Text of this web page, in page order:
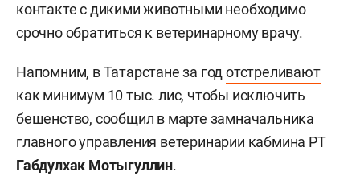
контакте с дикими животными необходимо
срочно обратиться к ветеринарному врачу.
Напомним, в Татарстане за годотстреливают
как минимум 10 тыс. лис, чтобы исключить
бешенство, сообщил в марте замначальника
главного управления ветеринарии кабмина РТ
Габдулхак Мотыгуллин.